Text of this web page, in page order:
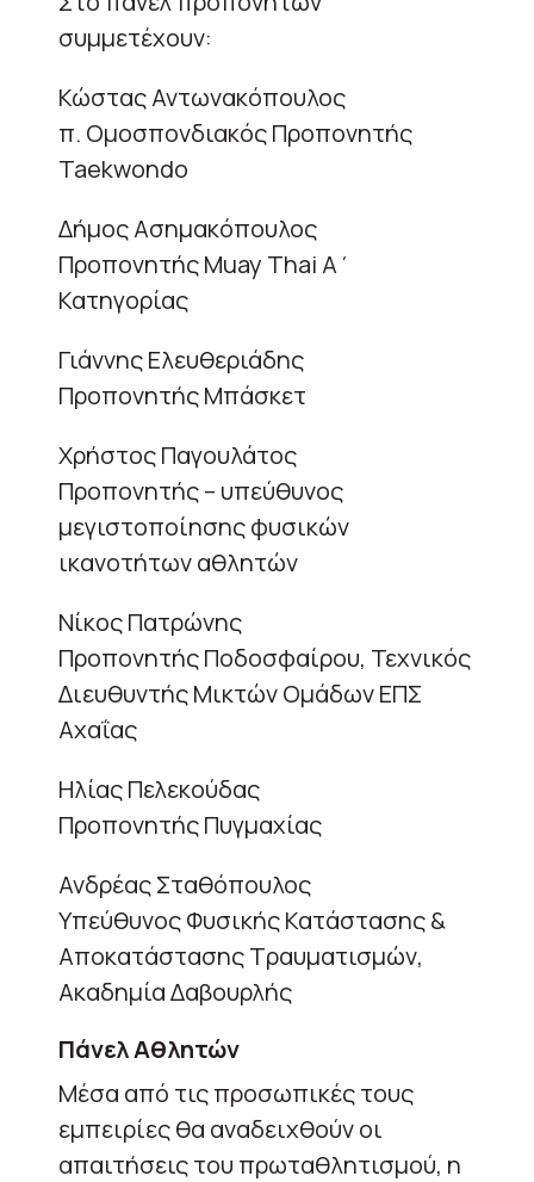
συμμετέχουν:
Κώστας Αντωνακόπουλος
π. Ομοσπονδιακός Προπονητής
Taekwondo
Δήμος Ασημακόπουλος
Προπονητής Muay Thai Α΄
Κατηγορίας
Γιάννης Ελευθεριάδης
Προπονητής Μπάσκετ
Χρήστος Παγουλάτος
Προπονητής – υπεύθυνος
μεγιστοποίησης φυσικών
ικανοτήτων αθλητών
Νίκος Πατρώνης
Προπονητής Ποδοσφαίρου, Τεχνικός
Διευθυντής Μικτών Ομάδων ΕΠΣ
Αχαΐας
Ηλίας Πελεκούδας
Προπονητής Πυγμαχίας
Ανδρέας Σταθόπουλος
Υπεύθυνος Φυσικής Κατάστασης &
Αποκατάστασης Τραυματισμών,
Ακαδημία Δαβουρλής
Πάνελ Αθλητών
Μέσα από τις προσωπικές τους
εμπειρίες θα αναδειχθούν οι
απαιτήσεις του πρωταθλητισμού, η